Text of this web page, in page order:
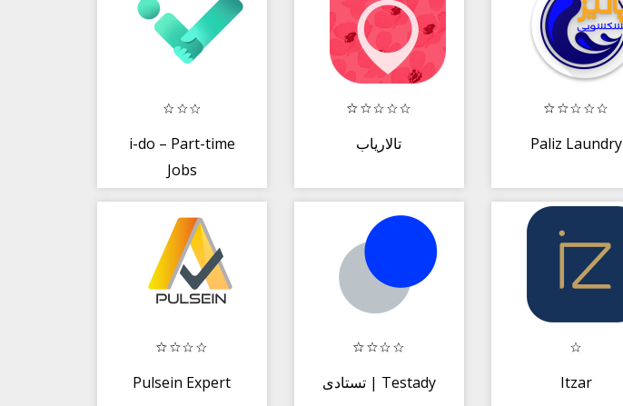
i-do – Part-time
Jobs
تالاریاب Paliz Laundry
Pulsein Expert تستادی | Testady Itzar